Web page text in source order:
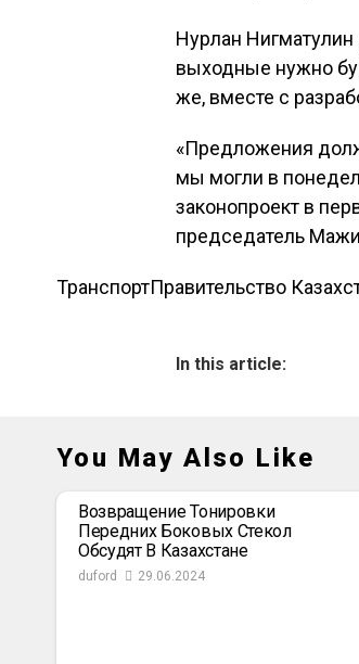
Нурлан Нигматулин
выходные нужно
же, вместе с
«Предложения
мы могли в
законопроект в
председатель
ТранспортПравительство
In this article:
You May Also Like
Возвращение Тонировки
Передних Боковых Стекол
Обсудят В Казахстане
duford 29.06.2024